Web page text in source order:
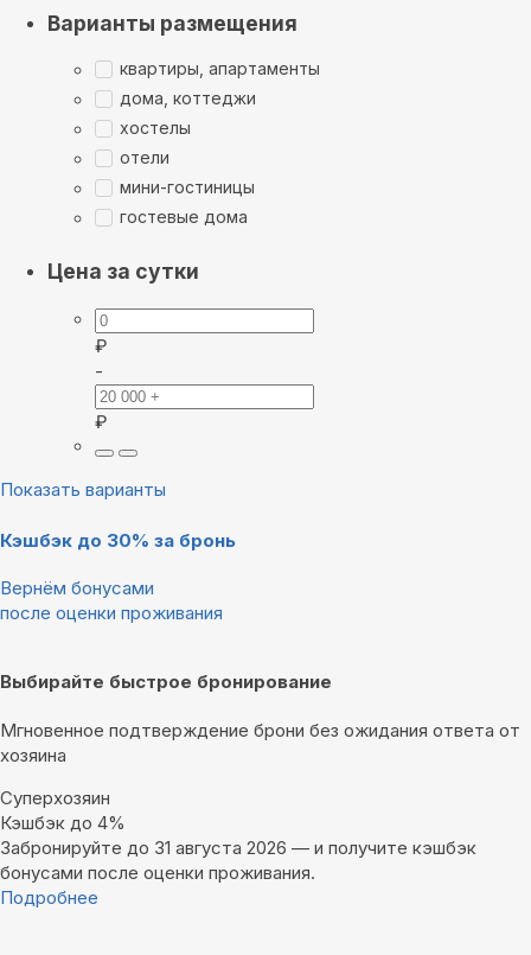
Варианты размещения
квартиры, апартаменты
дома, коттеджи
хостелы
отели
мини-гостиницы
гостевые дома
Цена за сутки
₽
-
₽
Показать варианты
Кэшбэк до 30% за бронь
Вернём бонусами
после оценки проживания
Выбирайте быстрое бронирование
Мгновенное подтверждение брони без ожидания ответа от
хозяина
Суперхозяин
Кэшбэк до 4%
Забронируйте до 31 августа 2026 — и получите кэшбэк
бонусами после оценки проживания.
Подробнее